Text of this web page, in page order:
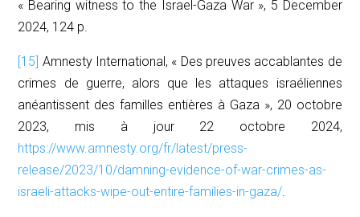
« Bearing witness to the Israel-Gaza War », 5 December
2024, 124 p.
[15] Amnesty International, « Des preuves accablantes de
crimes de guerre, alors que les attaques israéliennes
anéantissent des familles entières à Gaza », 20 octobre
2023, mis à jour 22 octobre 2024,
https://www.amnesty.org/fr/latest/press-
release/2023/10/damning-evidence-of-war-crimes-as-
israeli-attacks-wipe-out-entire-families-in-gaza/.